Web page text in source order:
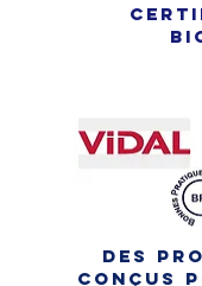
des
conçus